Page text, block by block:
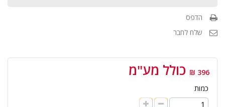
הדפס
שלח לחבר
396 ₪ כולל מע"מ
כמות